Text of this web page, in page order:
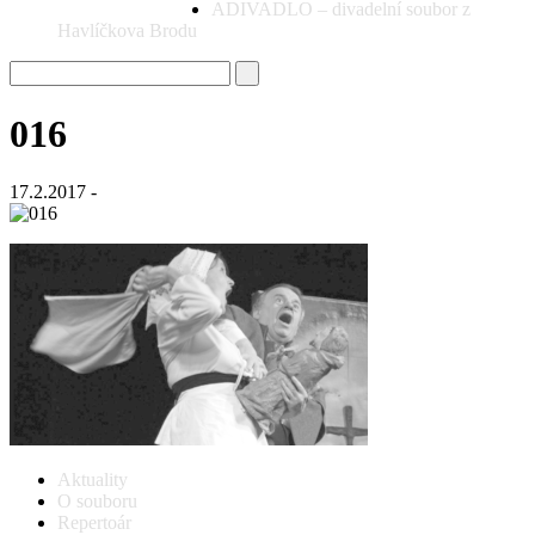
ADIVADLO – divadelní soubor z
Havlíčkova Brodu
016
17.2.2017 -
Aktuality
O souboru
Repertoár